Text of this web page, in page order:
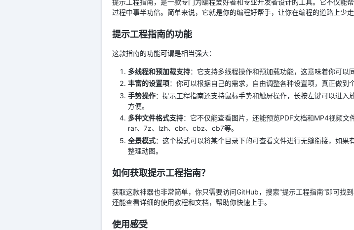
提示工程指南，是一款专门为编程爱好者和专业开发者设计的工具。它不仅能
过程中事半功倍。简单来说，它就是你的编程好帮手，让你在编程的道路上少走
提示工程指南的功能
这款指南的功能可谓是相当强大：
多线程和预加载支持：它支持多线程操作和预加载功能，这意味着你可以
丰富的设置项：你可以根据自己的需求，自由调整各种设置项，真正做到
手势操作：提示工程指南还支持鼠标手势和触屏操作，长按左键可以进
方便。
多种文件格式支持：它不仅能查看图片，还能预览PDF文档和MP4视频文
rar、7z、lzh、cbr、cbz、cb7等。
全景模式：这个模式可以将某个目录下的可查看文件进行无缝衔接，如
整理动图。
如何获取提示工程指南？
获取这款神器也非常简单，你只需要访问GitHub，搜索“提示工程指南”即可找
还能查看详细的使用教程和文档，帮助你快速上手。
使用感受